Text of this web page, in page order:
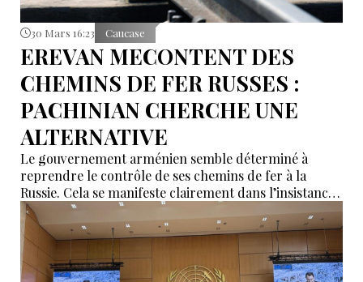
30 Mars 16:23 Caucase
EREVAN MECONTENT DES
CHEMINS DE FER RUSSES :
PACHINIAN CHERCHE UNE
ALTERNATIVE
Le gouvernement arménien semble déterminé à
reprendre le contrôle de ses chemins de fer à la
Russie. Cela se manifeste clairement dans l’insistance
avec laquelle le Premier ministre arménien Nikol
Pashinian soulève la question de la compagnie des
chemins de fer du Caucase du Sud (SCR).